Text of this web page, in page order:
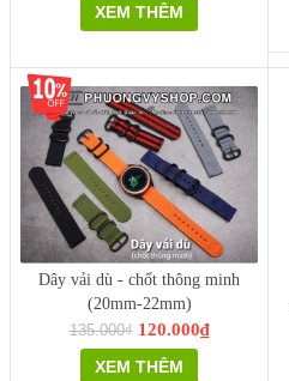
XEM THÊM
Dây vải dù - chốt thông minh
(20mm-22mm)
135.000₫ 120.000₫
XEM THÊM